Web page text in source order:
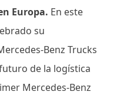
Europa. En este
su
Benz Trucks
de la logística
Mercedes-Benz